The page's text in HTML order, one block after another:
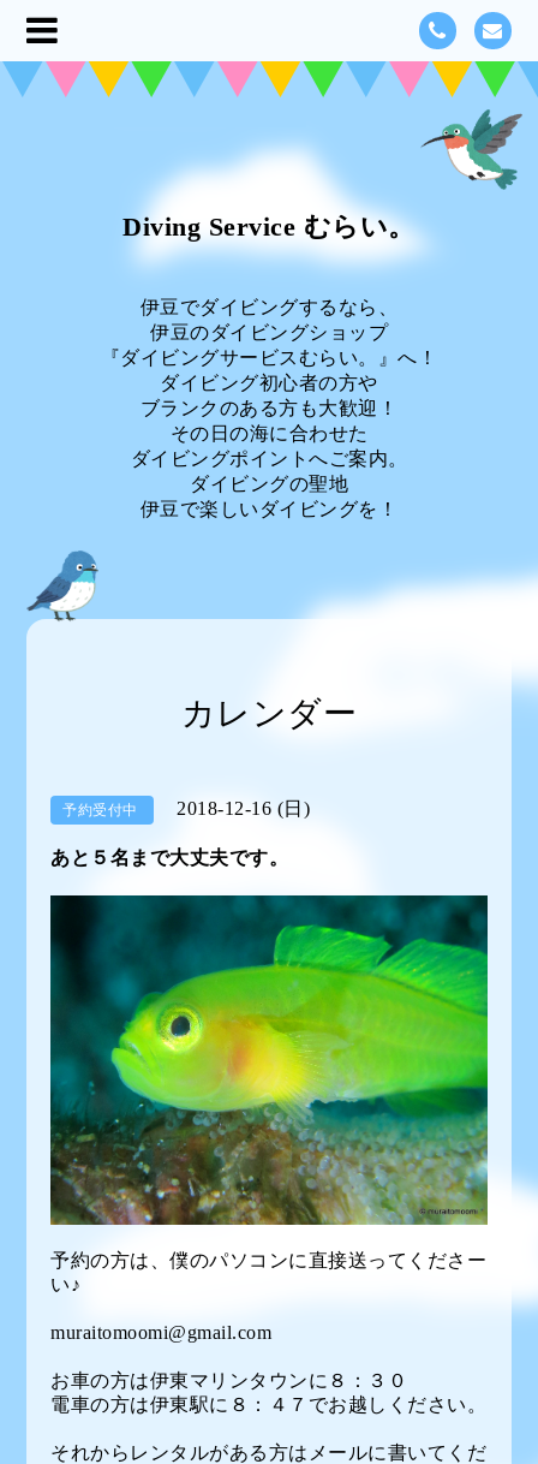
Diving Service むらい。
伊豆でダイビングするなら、
伊豆のダイビングショップ
『ダイビングサービスむらい。』へ！
ダイビング初心者の方や
ブランクのある方も大歓迎！
その日の海に合わせた
ダイビングポイントへご案内。
ダイビングの聖地
伊豆で楽しいダイビングを！
カレンダー
予約受付中 2018-12-16 (日)
あと５名まで大丈夫です。
予約の方は、僕のパソコンに直接送ってくださー
い♪
muraitomoomi@gmail.com
お車の方は伊東マリンタウンに８：３０
電車の方は伊東駅に８：４７でお越しください。
それからレンタルがある方はメールに書いてくだ